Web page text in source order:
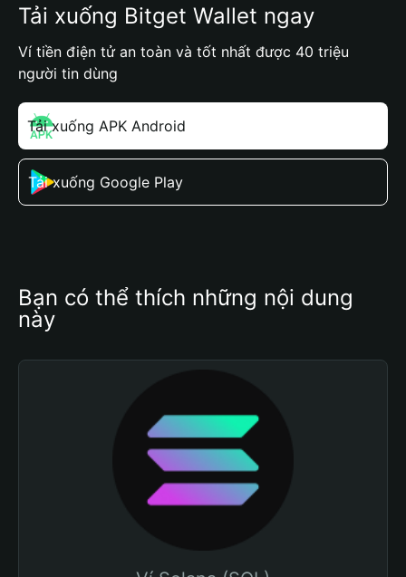
Tải xuống Bitget Wallet ngay
Ví tiền điện tử an toàn và tốt nhất được 40 triệu
người tin dùng
Tải xuống APK Android
Tải xuống Google Play
Bạn có thể thích những nội dung
này